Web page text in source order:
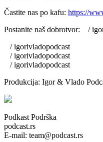
Častite nas po kafu: https://
Postanite naš dobrotvor: /
/ igorivladopodcast ​
/ igorivladopodcast ​
/ igorivladopodcast ​
Produkcija: Igor & Vlado
Podkast Podrška
podcast.rs
E-mail: team@podcast.rs